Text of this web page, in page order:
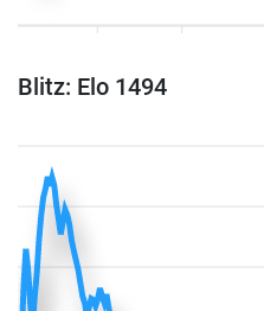
Blitz: Elo 1494